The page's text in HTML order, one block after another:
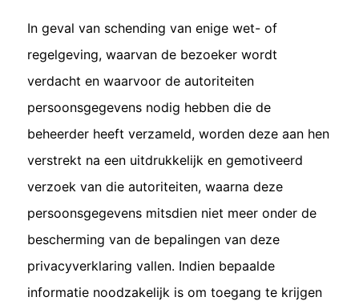
In geval van schending van enige wet- of
regelgeving, waarvan de bezoeker wordt
verdacht en waarvoor de autoriteiten
persoonsgegevens nodig hebben die de
beheerder heeft verzameld, worden deze aan hen
verstrekt na een uitdrukkelijk en gemotiveerd
verzoek van die autoriteiten, waarna deze
persoonsgegevens mitsdien niet meer onder de
bescherming van de bepalingen van deze
privacyverklaring vallen. Indien bepaalde
informatie noodzakelijk is om toegang te krijgen